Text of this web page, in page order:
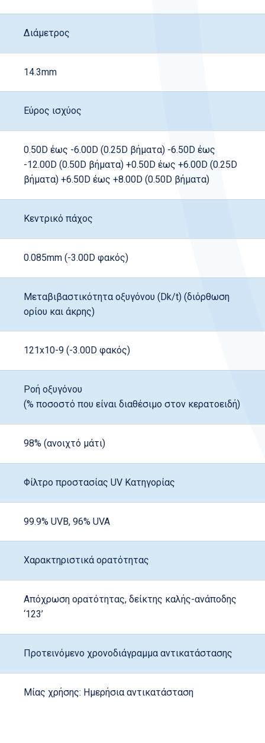
Διάμετρος
14.3mm
Εύρος ισχύος
0.50D έως -6.00D (0.25D βήματα) -6.50D έως
-12.00D (0.50D βήματα) +0.50D έως +6.00D (0.25D
βήματα) +6.50D έως +8.00D (0.50D βήματα)
Κεντρικό πάχος
0.085mm (-3.00D φακός)
Μεταβιβαστικότητα οξυγόνου (Dk/t) (διόρθωση
ορίου και άκρης)
121x10-9 (-3.00D φακός)
Ροή οξυγόνου
(% ποσοστό που είναι διαθέσιμο στον κερατοειδή)
98% (ανοιχτό μάτι)
Φίλτρο προστασίας UV Κατηγορίας
99.9% UVB, 96% UVA
Χαρακτηριστικά ορατότητας
Απόχρωση ορατότητας, δείκτης καλής-ανάποδης
‘123’
Προτεινόμενο χρονοδιάγραμμα αντικατάστασης
Μίας χρήσης: Ημερήσια αντικατάσταση